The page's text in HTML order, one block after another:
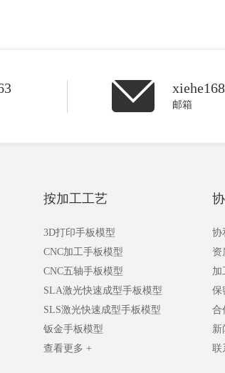
邮箱
按加工工艺
3D打印手板模型
CNC加工手板模型
CNC五轴手板模型
SLA激光快速成型手板模型
SLS激光快速成型手板模型
钣金手板模型
查看更多 +
协
资
加
保
合
新
联